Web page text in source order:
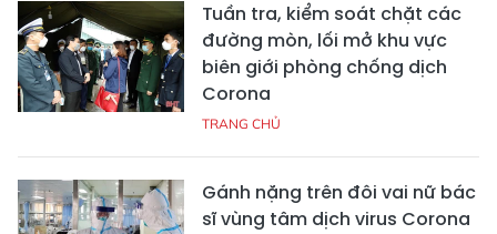
Tuần tra, kiểm soát chặt các
đường mòn, lối mở khu vực
biên giới phòng chống dịch
Corona
TRANG CHỦ
Gánh nặng trên đôi vai nữ bác
sĩ vùng tâm dịch virus Corona